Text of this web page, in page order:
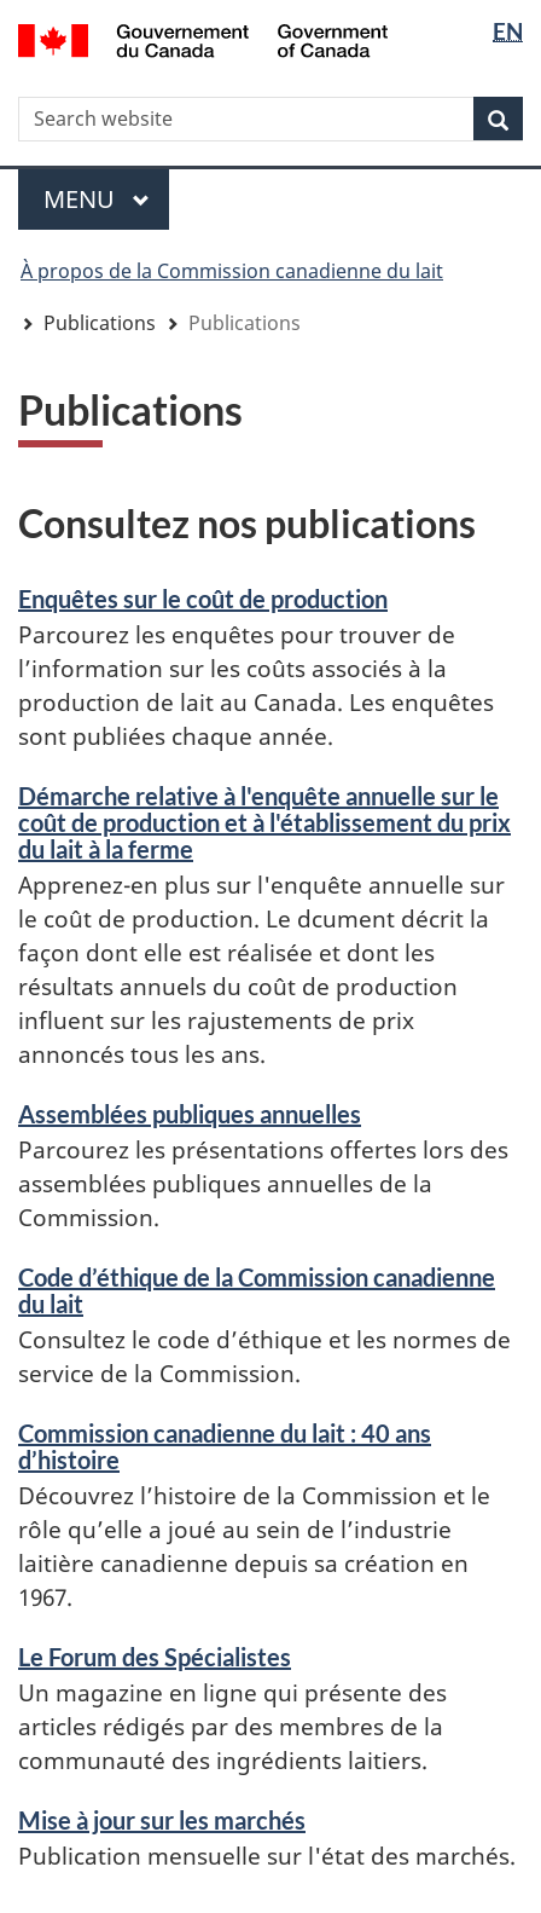
Aller
au
Skip
to
Passer
à
HTML
simplifiée
la
langue
la
langue
EN
WxT
Search
form
Menu
MENU PRINCIPAL
are
here
À propos de la Commission canadienne du lait
Publications
Publications
Publications
Consultez nos publications
Enquêtes sur le coût de production
Parcourez les enquêtes pour trouver de
l’information sur les coûts associés à la
production de lait au Canada. Les enquêtes
sont publiées chaque année.
Démarche relative à l'enquête annuelle sur le
coût de production et à l'établissement du prix
du lait à la ferme
Apprenez-en plus sur l'enquête annuelle sur
le coût de production. Le dcument décrit la
façon dont elle est réalisée et dont les
résultats annuels du coût de production
influent sur les rajustements de prix
annoncés tous les ans.
Assemblées publiques annuelles
Parcourez les présentations offertes lors des
assemblées publiques annuelles de la
Commission.
Code d’éthique de la Commission canadienne
du lait
Consultez le code d’éthique et les normes de
service de la Commission.
Commission canadienne du lait : 40 ans
d’histoire
Découvrez l’histoire de la Commission et le
rôle qu’elle a joué au sein de l’industrie
laitière canadienne depuis sa création en
1967.
Le Forum des Spécialistes
Un magazine en ligne qui présente des
articles rédigés par des membres de la
communauté des ingrédients laitiers.
Mise à jour sur les marchés
Publication mensuelle sur l'état des marchés.